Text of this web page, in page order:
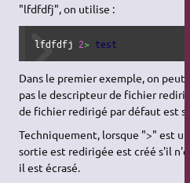
"lfdfdfj", on utilise :
lfdfdfj 2> test
Dans le premier exemple, on peut
pas le descripteur de fichier
de fichier redirigé par défaut est
Techniquement, lorsque ">" est
sortie est redirigée est créé s'il
il est écrasé.